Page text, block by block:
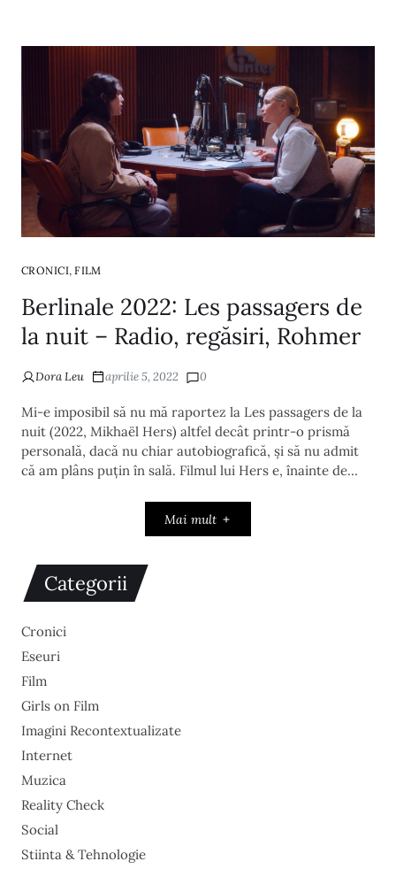
CRONICI,FILM
Berlinale 2022: Les passagers de
la nuit – Radio, regăsiri, Rohmer
Dora Leu aprilie 5, 2022 0
Mi-e imposibil să nu mă raportez la Les passagers de la
nuit (2022, Mikhaël Hers) altfel decât printr-o prismă
personală, dacă nu chiar autobiografică, și să nu admit
că am plâns puțin în sală. Filmul lui Hers e, înainte de…
Mai mult
Categorii
Cronici
Eseuri
Film
Girls on Film
Imagini Recontextualizate
Internet
Muzica
Reality Check
Social
Stiinta & Tehnologie